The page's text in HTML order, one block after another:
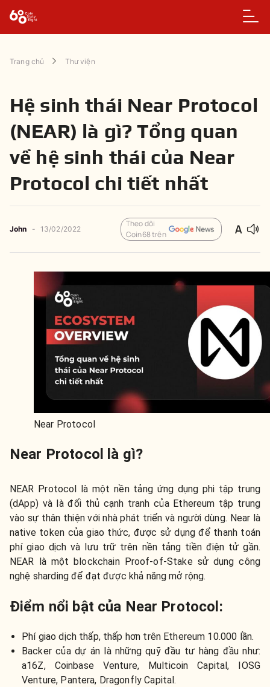
Trang chủ Thư viện
Hệ sinh thái Near Protocol
(NEAR) là gì? Tổng quan
về hệ sinh thái của Near
Protocol chi tiết nhất
John - 13/02/2022
Theo dõi
Coin68 trên
Near Protocol
Near Protocol là gì?
NEAR Protocol là một nền tảng ứng dụng phi tập trung
(dApp) và là đối thủ cạnh tranh của Ethereum tập trung
vào sự thân thiện với nhà phát triển và người dùng. Near là
native token của giao thức, được sử dụng để thanh toán
phí giao dịch và lưu trữ trên nền tảng tiền điện tử gần.
NEAR là một blockchain Proof-of-Stake sử dụng công
nghệ sharding để đạt được khả năng mở rộng.
Điểm nổi bật của Near Protocol:
Phí giao dịch thấp, thấp hơn trên Ethereum 10.000 lần.
Backer của dự án là những quỹ đầu tư hàng đầu như:
a16Z, Coinbase Venture, Multicoin Capital, IOSG
Venture, Pantera, Dragonfly Capital.